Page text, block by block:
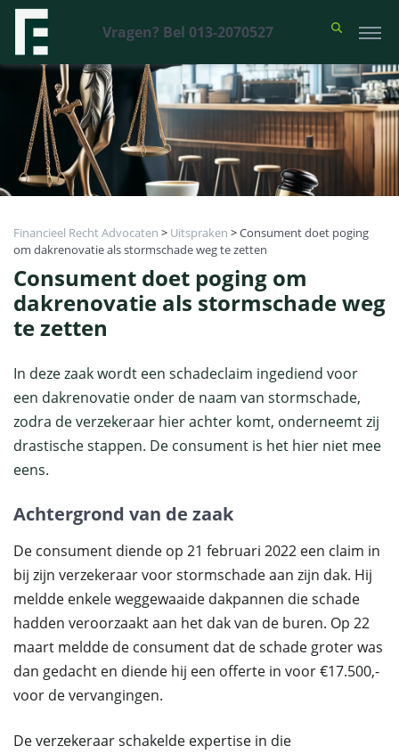
Vragen? Bel 013-2070527
Financieel Recht Advocaten > Uitspraken >Consument doet poging
om dakrenovatie als stormschade weg te zetten
Consument doet poging om
dakrenovatie als stormschade weg
te zetten
In deze zaak wordt een schadeclaim ingediend voor
een dakrenovatie onder de naam van stormschade,
zodra de verzekeraar hier achter komt, onderneemt zij
drastische stappen. De consument is het hier niet mee
eens.
Achtergrond van de zaak
De consument diende op 21 februari 2022 een claim in
bij zijn verzekeraar voor stormschade aan zijn dak. Hij
meldde enkele weggewaaide dakpannen die schade
hadden veroorzaakt aan het dak van de buren. Op 22
maart meldde de consument dat de schade groter was
dan gedacht en diende hij een offerte in voor €17.500,-
voor de vervangingen.
De verzekeraar schakelde expertise in die